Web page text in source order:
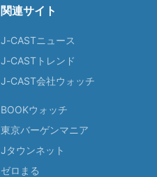
関連サイト
J-CASTニュース
J-CASTトレンド
J-CAST会社ウォッチ
BOOKウォッチ
東京バーゲンマニア
Jタウンネット
ゼロまる